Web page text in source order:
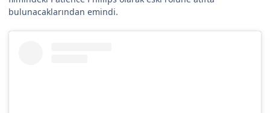
bulunacaklarından emindi.